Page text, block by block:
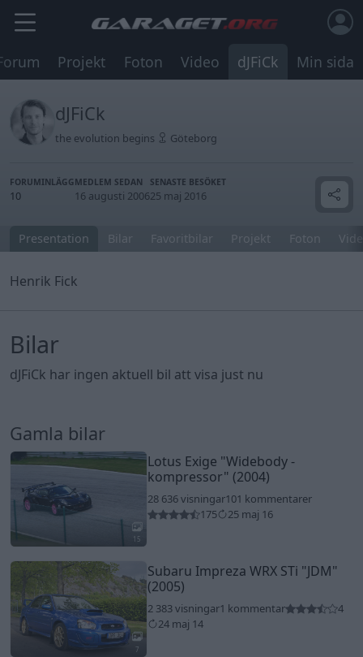
Projekt Foton Video dJFiCk Min sida
dJFiCk
the evolution begins Göteborg
FORUMINLÄGG
10
MEDLEM SEDAN
16 augusti 2006
SENASTE BESÖKET
25 maj 2016
Presentation Bilar Favoritbilar Projekt Foton
Henrik Fick
Bilar
dJFiCk har ingen aktuell bil att visa just nu
Gamla bilar
15
Lotus Exige "Widebody -
kompressor" (2004)
28 636 visningar101 kommentarer
175
25 maj 16
7
Subaru Impreza WRX STi "JDM"
(2005)
2 383 visningar1 kommentar
4
24 maj 14